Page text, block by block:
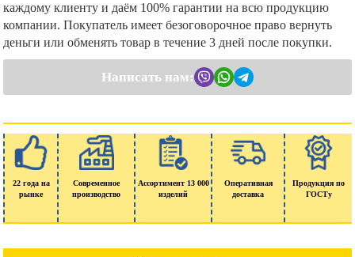
каждому клиенту и даём 100% гарантии на всю продукцию
компании. Покупатель имеет безоговорочное право вернуть
деньги или обменять товар в течение 3 дней после покупки.
Написать нам:
22 года на
рынке
Современное
производство
Ассортимент 13 000
изделий
Оперативная
доставка
Продукция по
ГОСТу